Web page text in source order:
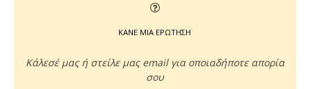
ΚΑΝΕ ΜΙΑ ΕΡΩΤΗΣΗ
Κάλεσέ μας ή στείλε μας email για οποιαδήποτε απορία
σου